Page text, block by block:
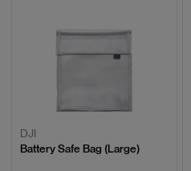
DJI
Battery Safe Bag (Large)